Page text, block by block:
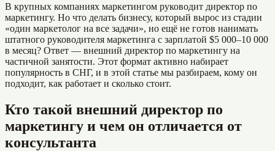
В крупных компаниях маркетингом руководит директор по
маркетингу. Но что делать бизнесу, который вырос из стадии
«один маркетолог на все задачи», но ещё не готов нанимать
штатного руководителя маркетинга с зарплатой $5 000–10 000
в месяц? Ответ — внешний директор по маркетингу на
частичной занятости. Этот формат активно набирает
популярность в СНГ, и в этой статье мы разбираем, кому он
подходит, как работает и сколько стоит.
Кто такой внешний директор по
маркетингу и чем он отличается от
консультанта